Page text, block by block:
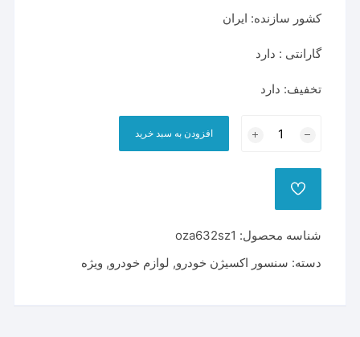
کشور سازنده: ایران
گارانتی : دارد
تخفیف: دارد
یورو
کوتاه
سوکت
افزودن به سبد خرید
ADD
TO
شناسه محصول: oza632sz1
دسته: سنسور اکسیژن خودرو, لوازم خودرو, ویژه